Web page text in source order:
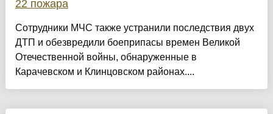
22 пожара
Сотрудники МЧС также устранили последствия двух
ДТП и обезвредили боеприпасы времен Великой
Отечественной войны, обнаруженные в
Карачевском и Клинцовском районах....